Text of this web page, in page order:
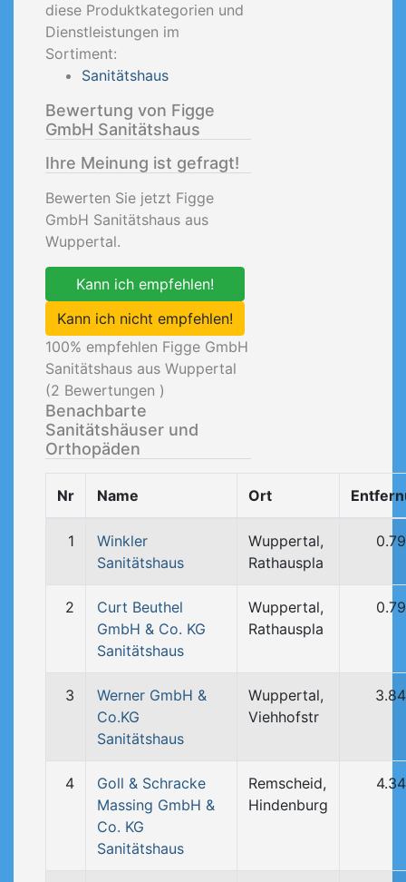
diese Produktkategorien und
Dienstleistungen im
Sortiment:
Sanitätshaus
Bewertung von Figge
GmbH Sanitätshaus
Ihre Meinung ist gefragt!
Bewerten Sie jetzt Figge
GmbH Sanitätshaus aus
Wuppertal.
Kann ich empfehlen!
Kann ich nicht empfehlen!
100% empfehlen Figge GmbH
Sanitätshaus aus Wuppertal
(2 Bewertungen )
Benachbarte
Sanitätshäuser und
Orthopäden
Nr Name Ort
1
Winkler
Sanitätshaus
Wuppertal,
Rathauspla
2
Curt Beuthel
GmbH & Co. KG
Sanitätshaus
Wuppertal,
Rathauspla
3
Werner GmbH &
Co.KG
Sanitätshaus
Wuppertal,
Viehhofstr
4
Goll & Schracke
Massing GmbH &
Co. KG
Sanitätshaus
Remscheid,
Hindenburg